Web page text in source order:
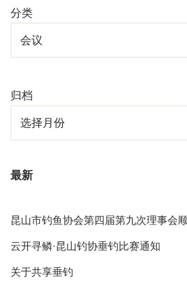
分类
归档
最新
昆山市钓鱼协会第四届第九次理事会
云开寻鳞·昆山钓协垂钓比赛通知
关于共享垂钓